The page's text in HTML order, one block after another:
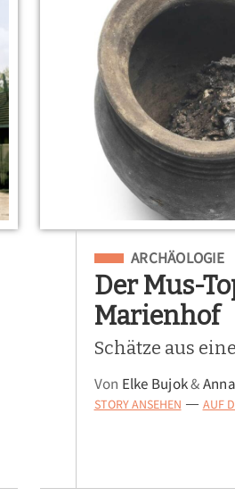
Eingeordnet unter
ARCHÄOLOGIE
Der Mus-
Marienhof
Schätze aus
Von Elke Bujok&
STORY ANSEHEN — AUF